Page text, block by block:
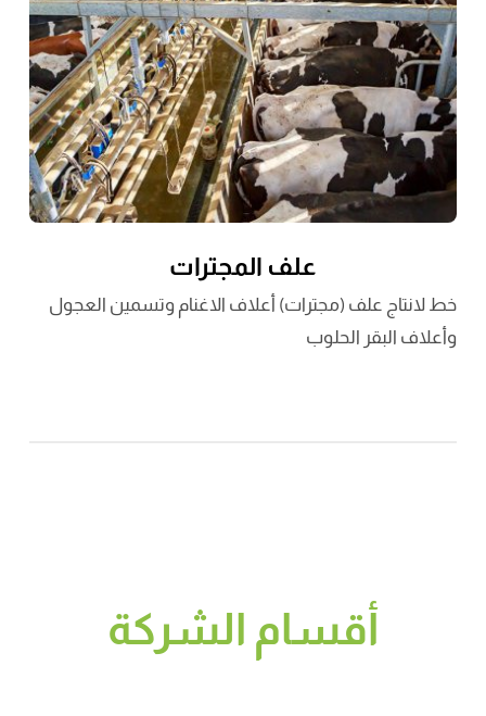
علف المجترات
خط لانتاج علف (مجترات) أعلاف الاغنام وتسمين العجول
وأعلاف البقر الحلوب
أقسام الشركة